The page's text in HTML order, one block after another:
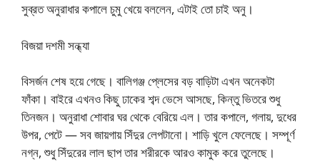
সুব্রত অনুরাধার কপালে চুমু খেয়ে বললেন, এটাই তো চাই অনু।
বিজয়া দশমী সন্ধ্যা
বিসর্জন শেষ হয়ে গেছে। বালিগঞ্জ প্লেসের বড় বাড়িটা এখন অনেকটা
ফাঁকা। বাইরে এখনও কিছু ঢাকের শব্দ ভেসে আসছে, কিন্তু ভিতরে শুধু
তিনজন। অনুরাধা শোবার ঘর থেকে বেরিয়ে এল। তার কপালে, গলায়, দুধের
উপর, পেটে — সব জায়গায় সিঁদুর লেপটানো। শাড়ি খুলে ফেলেছে। সম্পূর্ণ
নগ্ন, শুধু সিঁদুরের লাল ছাপ তার শরীরকে আরও কামুক করে তুলেছে।